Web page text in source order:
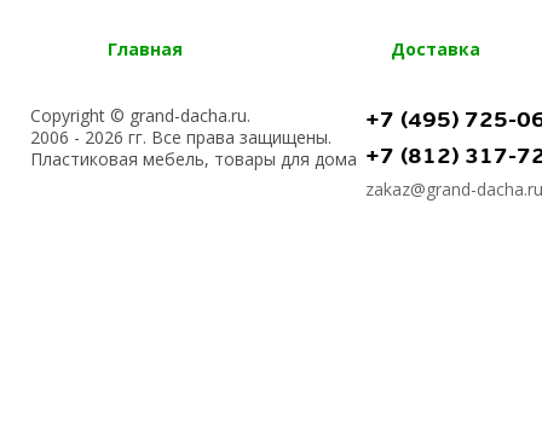
Главная Доставка
Copyright © grand-dacha.ru.
2006 - 2026 гг. Все права защищены.
Пластиковая мебель, товары для дома
+7 (495) 725-
+7 (812) 317-
zakaz@grand-dacha.ru